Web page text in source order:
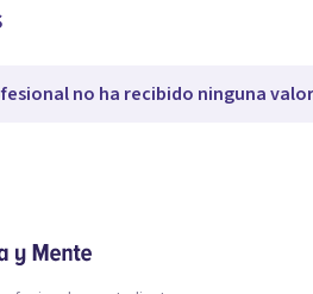
no ha recibido ninguna